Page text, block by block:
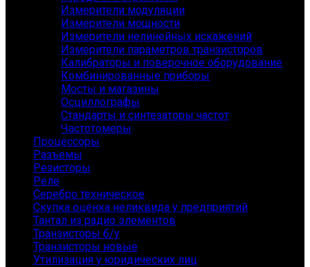
Измерители модуляции
Измерители мощности
Измерители нелинейных искажений
Измерители параметров транзисторов
Калибраторы и поверочное оборудование
Комбинированные приборы
Мосты и магазины
Осциллографы
Стандарты и синтезаторы частот
Частотомеры
Процессоры
Разъемы
Резисторы
Реле
Серебро техническое
Скупка оценка неликвида у предприятий
Тантал из радио элементов
Транзисторы б/у
Транзисторы новые
Утилизация у юридических лиц